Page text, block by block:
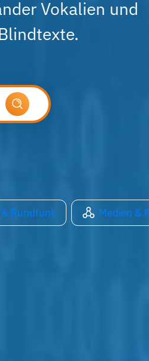
Vokalien und
Rundfunk Medien &